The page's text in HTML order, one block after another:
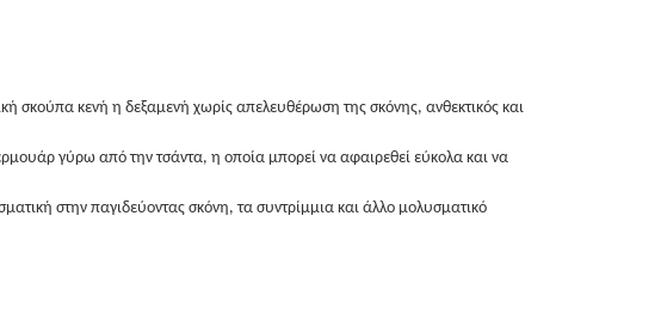
σκούπα κενή η δεξαμενή χωρίς απελευθέρωση της σκόνης, ανθεκτικός και
γύρω από την τσάντα, η οποία μπορεί να αφαιρεθεί εύκολα και να
στην παγιδεύοντας σκόνη, τα συντρίμμια και άλλο μολυσματικό